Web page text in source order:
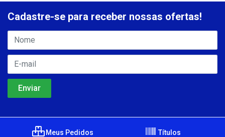
Cadastre-se para receber nossas ofertas!
Meus Pedidos Títulos